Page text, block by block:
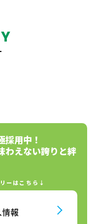
採用中！
わえない誇りと絆
ーはこちら↓